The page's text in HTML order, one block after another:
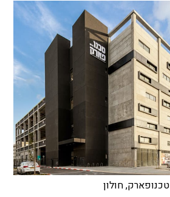
טכנופארק, חולון